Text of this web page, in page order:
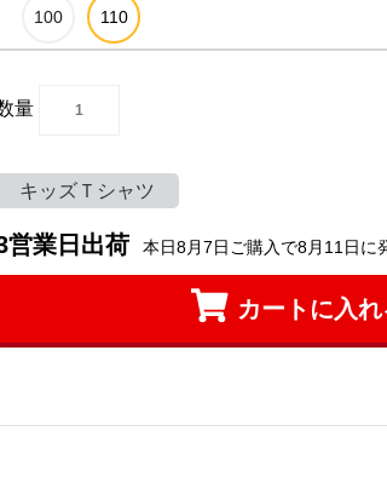
量
キッズＴシャツ
営業日出荷 本日8月7日ご購入で8月11日に
カートに入れ